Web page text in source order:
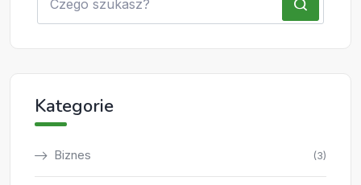
Kategorie
Biznes (3)